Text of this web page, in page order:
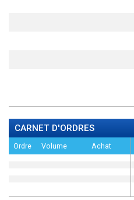
CARNET D'ORDRES
Ordre Volume Achat